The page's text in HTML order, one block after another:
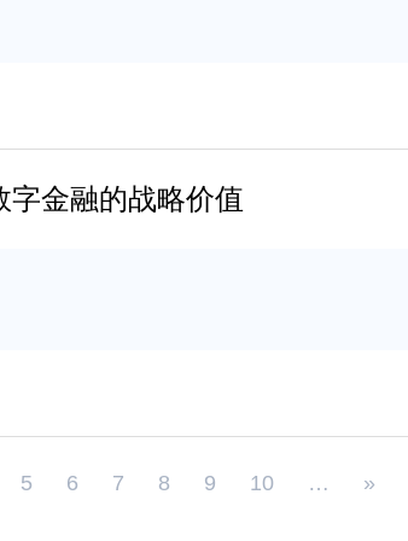
字金融的战略价值
5 6 7 8 9 10 … »